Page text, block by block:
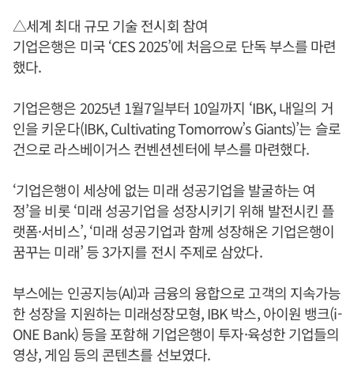
△세계 최대 규모 기술 전시회 참여
기업은행은 미국 ‘CES 2025’에 처음으로 단독 부스를 마련
했다.
기업은행은 2025년 1월7일부터 10일까지 ‘IBK, 내일의 거
인을 키운다(IBK, Cultivating Tomorrow’s Giants)’는 슬로
건으로 라스베이거스 컨벤션센터에 부스를 마련했다.
‘기업은행이 세상에 없는 미래 성공기업을 발굴하는 여
정’을 비롯 ‘미래 성공기업을 성장시키기 위해 발전시킨 플
랫폼·서비스’, ‘미래 성공기업과 함께 성장해온 기업은행이
꿈꾸는 미래’ 등 3가지를 전시 주제로 삼았다.
부스에는 인공지능(AI)과 금융의 융합으로 고객의 지속가능
한 성장을 지원하는 미래성장모형, IBK 박스, 아이원 뱅크(i-
ONE Bank) 등을 포함해 기업은행이 투자·육성한 기업들의
영상, 게임 등의 콘텐츠를 선보였다.